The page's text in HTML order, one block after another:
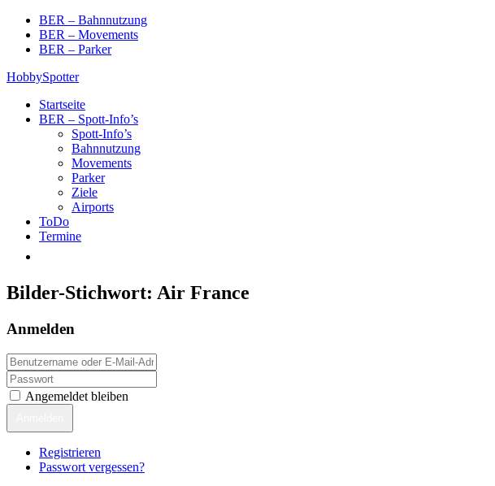
Skip
content
BER – Bahnnutzung
BER – Movements
BER – Parker
HobbySpotter
Startseite
BER – Spott-Info’s
Spott-Info’s
Bahnnutzung
Movements
Parker
Ziele
Airports
ToDo
Termine
Bilder-Stichwort: Air France
Anmelden
Angemeldet bleiben
Registrieren
Passwort vergessen?